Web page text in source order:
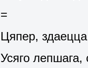
=
Цяпер,
Усяго